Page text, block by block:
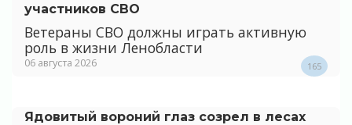
участников СВО
Ветераны СВО должны играть активную
роль в жизни Ленобласти
06 августа 2026 165
Ядовитый вороний глаз созрел в лесах